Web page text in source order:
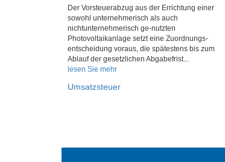
Der Vorsteuerabzug aus der Errichtung einer
sowohl unternehmerisch als auch
nichtunternehmerisch ge-nutzten
Photovoltaikanlage setzt eine Zuordnungs-
entscheidung voraus, die spätestens bis zum
Ablauf der gesetzlichen Abgabefrist...
lesen Sie mehr
Umsatzsteuer